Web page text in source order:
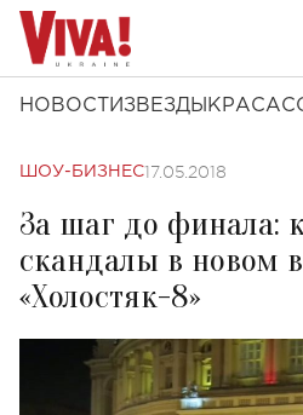
НОВОСТИ ЗВЕЗДЫ КРАСА
ШОУ-БИЗНЕС17.05.2018
За шаг до финала:
скандалы в новом
«Холостяк-8»